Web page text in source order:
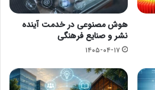
هوش مصنوعی در خدمت آینده
نشر و صنایع فرهنگی
۱۴۰۵-۰۴-۱۷